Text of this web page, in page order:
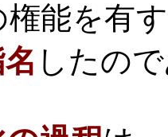
能を有
したの